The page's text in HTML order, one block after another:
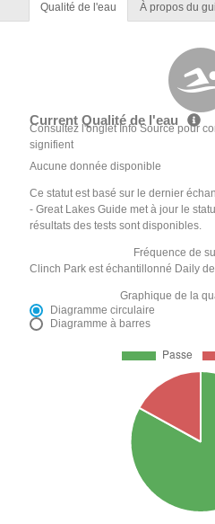
Qualité de l'eau À propos du
Current Qualité de l'eau
Consultez l'onglet Info Source pour
signifient
Aucune donnée disponible
Ce statut est basé sur le dernier
- Great Lakes Guide met à jour le
résultats des tests sont disponibles.
Fréquence de
Clinch Park est échantillonné Daily
Graphique de la
Diagramme circulaire
Diagramme à barres